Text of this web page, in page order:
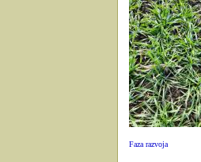
Faza razvoja